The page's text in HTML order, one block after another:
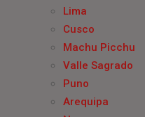
Lima
Cusco
Machu Picchu
Valle Sagrado
Puno
Arequipa